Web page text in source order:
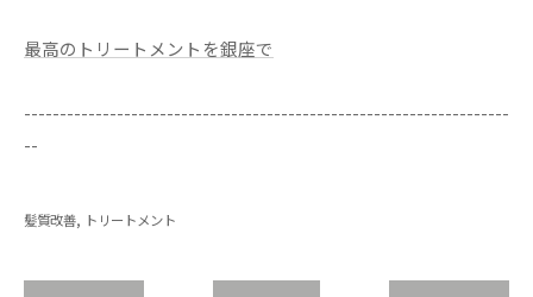
最高のトリートメントを銀座で
--------------------------------------------------------------------
--
髪質改善 トリートメント